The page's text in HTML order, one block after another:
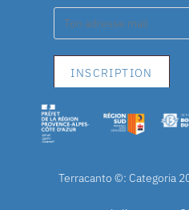
Terracanto ©: Categoria